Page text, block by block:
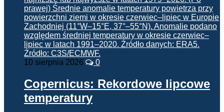
10 sierpnia 2026 0
Copernicus: Rekordowe lipcowe
temperatury